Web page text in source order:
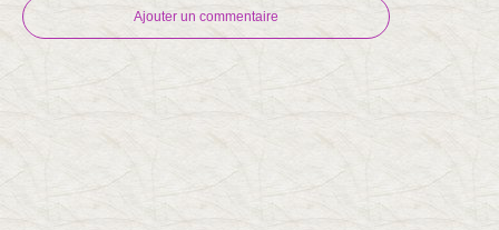
Ajouter un commentaire